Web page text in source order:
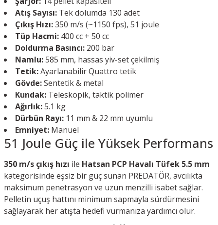
Atış Sayısı: Tek dolumda 130 adet
Çıkış Hızı:350 m/s (~1150 fps), 51 joule
Tüp Hacmi: 400 cc + 50 cc
Doldurma Basıncı: 200 bar
Namlu:585 mm, hassas yiv-set çekilmiş
Tetik:Ayarlanabilir Quattro tetik
Gövde:Sentetik & metal
Kundak: Teleskopik, taktik polimer
Ağırlık:5.1 kg
Dürbün Rayı: 11 mm & 22 mm uyumlu
Emniyet: Manuel
51 Joule Güç ile Yüksek Performans
350 m/s çıkış hızı ile Hatsan PCP Havalı Tüfek 5.5 mm
kategorisinde eşsiz bir güç sunan PREDATÖR, avcılıkta
maksimum penetrasyon ve uzun menzilli isabet sağlar.
Pelletin uçuş hattını minimum sapmayla sürdürmesini
sağlayarak her atışta hedefi vurmanıza yardımcı olur.